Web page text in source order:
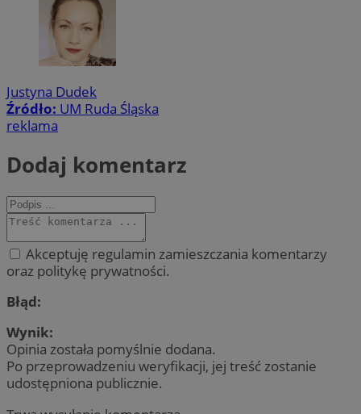
Justyna Dudek
Źródło: UM Ruda Śląska
reklama
Dodaj komentarz
Akceptuję regulamin zamieszczania komentarzy
oraz politykę prywatności.
Błąd:
Wynik:
Opinia została pomyślnie dodana.
Po przeprowadzeniu weryfikacji, jej treść zostanie
udostępniona publicznie.